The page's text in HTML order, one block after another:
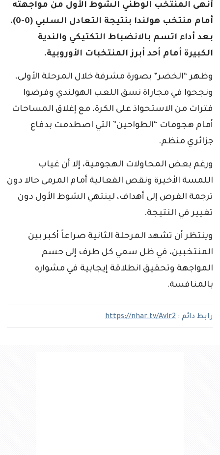
أنهى المنتخب الوطني الشوط الأول من مواجهته
أمام منتخب هولندا بنتيجة التعادل السلبي (0-0).
بعد أداء اتسم بالانضباط التكتيكي والندية
الكبيرة أمام أحد أبرز المنتخبات الأوروبية.
وظهر “الخضر” بصورة مشرفة خلال المرحلة الأولى،
ونجحوا في مجاراة نسق اللعب الهولندي وفرضوا
فترات من الاستحواذ على الكرة، مع إغلاق المساحات
أمام هجومات “الطواحين” التي اصطدمت بدفاع
جزائري منظم.
ورغم بعض المحاولات الهجومية، إلا أن غياب
اللمسة الأخيرة ونقص الفعالية أمام المرمى حالا دون
ترجمة الفرص إلى أهداف، لينتهي الشوط الأول دون
تغيير في النتيجة.
وينتظر أن تشهد المرحلة الثانية صراعاً أكبر بين
المنتخبين، في ظل سعي كل طرف إلى حسم
المواجهة وتحقيق انطلاقة إيجابية في مشواره
بالمنافسة.
رابط دائم : https://nhar.tv/Avlr2